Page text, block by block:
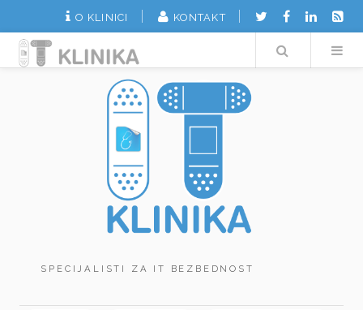
O KLINICI KONTAKT
Search
SPECIJALISTI ZA IT BEZBEDNOST